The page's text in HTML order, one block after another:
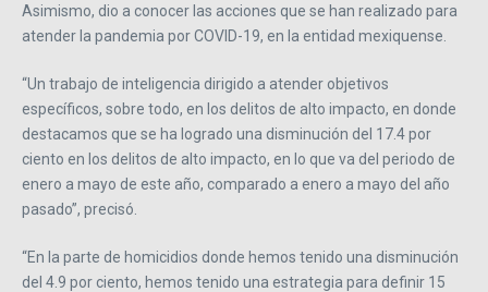
Asimismo, dio a conocer las acciones que se han realizado para
atender la pandemia por COVID-19, en la entidad mexiquense.
“Un trabajo de inteligencia dirigido a atender objetivos
específicos, sobre todo, en los delitos de alto impacto, en donde
destacamos que se ha logrado una disminución del 17.4 por
ciento en los delitos de alto impacto, en lo que va del periodo de
enero a mayo de este año, comparado a enero a mayo del año
pasado”, precisó.
“En la parte de homicidios donde hemos tenido una disminución
del 4.9 por ciento, hemos tenido una estrategia para definir 15